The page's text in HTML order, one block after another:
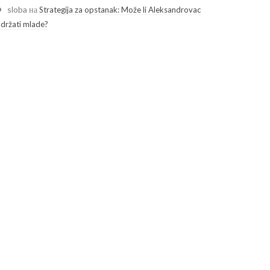
sloba наStrategija za opstanak: Može li Aleksandrovac
mlade?